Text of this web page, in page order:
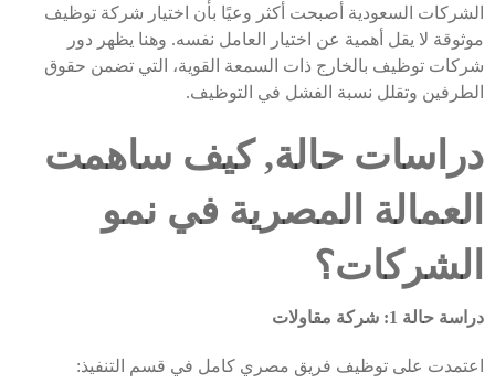
الشركات السعودية أصبحت أكثر وعيًا بأن اختيار شركة توظيف
موثوقة لا يقل أهمية عن اختيار العامل نفسه. وهنا يظهر دور
شركات توظيف بالخارج ذات السمعة القوية، التي تضمن حقوق
الطرفين وتقلل نسبة الفشل في التوظيف.
دراسات حالة, كيف ساهمت
العمالة المصرية في نمو
الشركات؟
دراسة حالة 1: شركة مقاولات
اعتمدت على توظيف فريق مصري كامل في قسم التنفيذ: